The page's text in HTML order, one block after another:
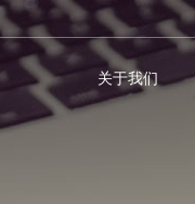
关于我们